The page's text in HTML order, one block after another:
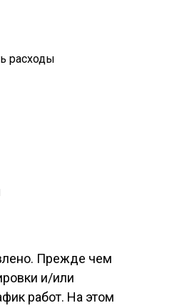
Прежде чем
и/или
работ. На этом